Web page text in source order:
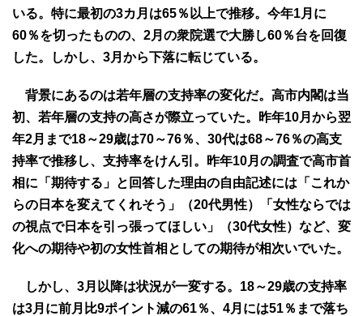
いる。特に最初の3カ月は65％以上で推移。今年1月に
60％を切ったものの、2月の衆院選で大勝し60％台を回復
した。しかし、3月から下落に転じている。
背景にあるのは若年層の支持率の変化だ。高市内閣は当
初、若年層の支持の高さが際立っていた。昨年10月から翌
年2月まで18～29歳は70～76％、30代は68～76％の高支
持率で推移し、支持率をけん引。昨年10月の調査で高市首
相に「期待する」と回答した理由の自由記述には「これか
らの日本を変えてくれそう」（20代男性）「女性ならでは
の視点で日本を引っ張ってほしい」（30代女性）など、変
化への期待や初の女性首相としての期待が相次いでいた。
しかし、3月以降は状況が一変する。18～29歳の支持率
は3月に前月比9ポイント減の61％、4月には51％まで落ち